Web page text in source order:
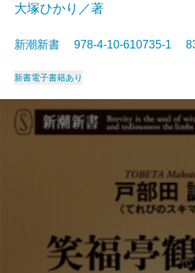
大塚ひかり／著
新潮新書 978-4-10-610735-1
新書電子書籍あり